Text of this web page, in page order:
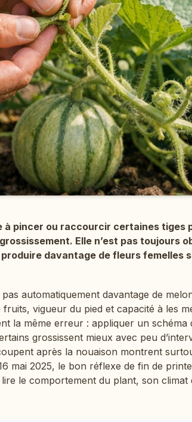
à pincer ou raccourcir certaines tiges
Elle n’est pas toujours
davantage de fleurs femelles
automatiquement davantage de
vigueur du pied et capacité à les
la même erreur : appliquer un schéma
grossissent mieux avec peu
après la nouaison montrent
mai 2025, le bon réflexe de fin de
le comportement du plant, son climat